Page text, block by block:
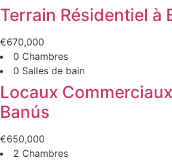
Terrain Résidentiel à
€670,000
0 Chambres
0 Salles de bain
Locaux
Banús
€650,000
2 Chambres